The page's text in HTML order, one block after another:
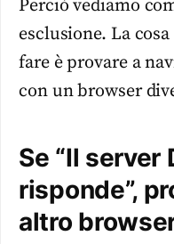
Perciò vediamo
esclusione. La
fare è provare a
con un browser
Se “Il server
risponde”,
altro